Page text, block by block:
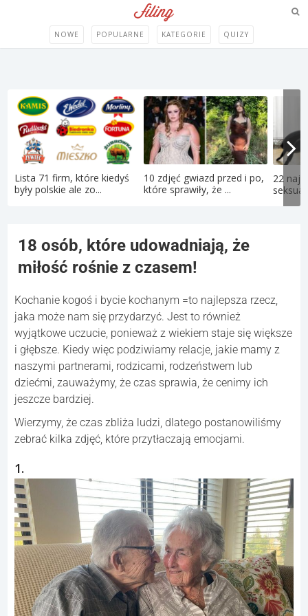
NOWE POPULARNE KATEGORIE QUIZY
Lista 71 firm, które kiedyś
były polskie ale zo...
10 zdjęć gwiazd przed i po,
które sprawiły, że ...
22
18 osób, które udowadniają, że
miłość rośnie z czasem!
Kochanie kogoś i bycie kochanym =to najlepsza rzecz,
jaka może nam się przydarzyć. Jest to również
wyjątkowe uczucie, ponieważ z wiekiem staje się większe
i głębsze. Kiedy więc podziwiamy relacje, jakie mamy z
naszymi partnerami, rodzicami, rodzeństwem lub
dziećmi, zauważymy, że czas sprawia, że cenimy ich
jeszcze bardziej.
Wierzymy, że czas zbliża ludzi, dlatego postanowiliśmy
zebrać kilka zdjęć, które przytłaczają emocjami.
1.